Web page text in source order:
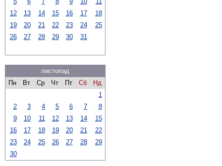
12
13 14 15 16 17
18
19
20 21 22 23 24
25
26
27 28 29 30 31
листопад
Пн
Вт Ср Чт Пт Сб
Нд
1
2
3 4 5 6 7
8
9
10 11 12 13 14
15
16
17 18 19 20 21
22
23
24 25 26 27 28
29
30